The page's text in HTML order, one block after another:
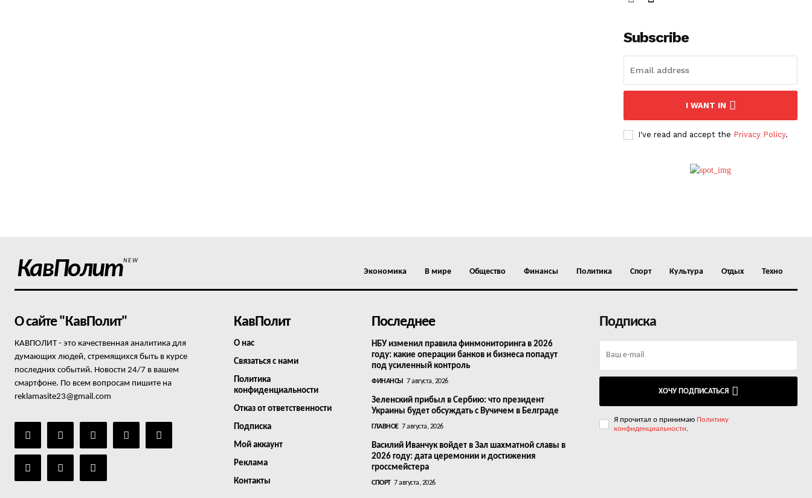
Subscribe
I WANT IN
I've read and accept the Privacy Policy.
КавПолитNEW
Экономика В мире Общество Финансы Политика Спорт Культура Отдых Техно
О сайте "КавПолит"
КАВПОЛИТ - это качественная аналитика для
думающих людей, стремящихся быть в курсе
последних событий. Новости 24/7 в вашем
смартфоне. По всем вопросам пишите на
reklamasite23@gmail.com
КавПолит
О нас
Связаться с нами
Политика
конфиденциальности
Отказ от ответственности
Подписка
Мой аккаунт
Реклама
Контакты
Последнее
НБУ изменил правила финмониторинга в 2026
году: какие операции банков и бизнеса попадут
под усиленный контроль
ФИНАНСЫ 7 августа, 2026
Зеленский прибыл в Сербию: что президент
Украины будет обсуждать с Вучичем в Белграде
ГЛАВНОЕ 7 августа, 2026
Василий Иванчук войдет в Зал шахматной славы в
2026 году: дата церемонии и достижения
гроссмейстера
СПОРТ 7 августа, 2026
Подписка
ХОЧУ ПОДПИСАТЬСЯ
Я прочитал о принимаю Политику
конфиденциальности.